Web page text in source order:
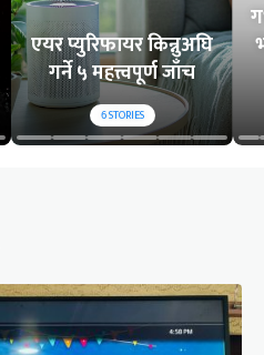
एयर प्युरिफायर किन्नुअघि
गर्ने ५ महत्त्वपूर्ण जाँच
6STORIES